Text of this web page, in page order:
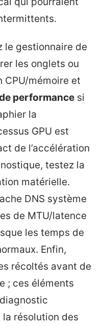
le gestionnaire de
les onglets ou
CPU/mémoire et
performance si
la
GPU est
de l’accélération
testez la
matérielle.
DNS système
de MTU/latence
les temps de
Enfin,
récoltés avant de
; ces éléments
résolution des